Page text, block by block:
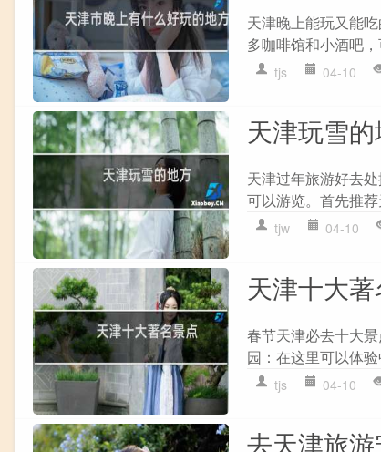
天津晚上能玩又能
多咖啡馆和小酒吧
tjs 04-10
天津玩雪
天津过年旅游好去
可以游览。首先推
tjw 04-10
天津十大
春节天津必去十大
园：在这里可以体
tjs 04-10
去天津旅